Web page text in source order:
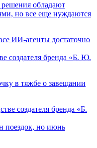
обладают
но все еще нуждаются
создателя бренда «Б. Ю.
в тяжбе о завещании
поездок, но июнь